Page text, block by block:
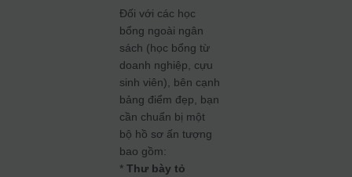
Đối với các học
bổng ngoài ngân
sách (học bổng từ
doanh nghiệp, cựu
sinh viên), bên cạnh
bảng điểm đẹp, bạn
cần chuẩn bị một
bộ hồ sơ ấn tượng
bao gồm:
*Thư bày tỏ